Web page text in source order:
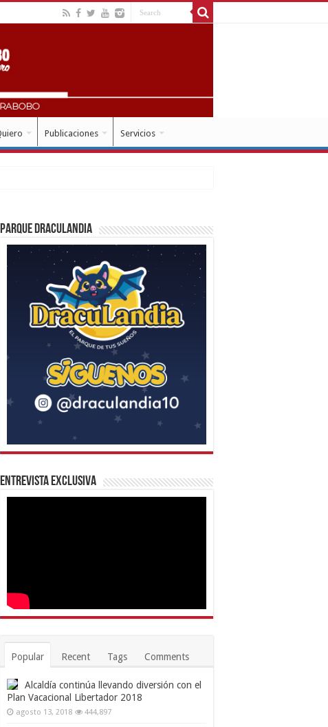
Publicaciones Servicios
Parque Draculandia
Entrevista Exclusiva
Popular Recent Tags Comments
Alcaldía continúa llevando diversión con el
Plan Vacacional Libertador 2018
agosto 13, 2018 444,897